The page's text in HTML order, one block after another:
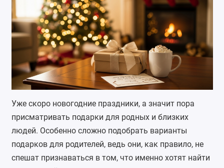
Уже скоро новогодние праздники, а значит пора
присматривать подарки для родных и близких
людей. Особенно сложно подобрать варианты
подарков для родителей, ведь они, как правило, не
спешат признаваться в том, что именно хотят найти